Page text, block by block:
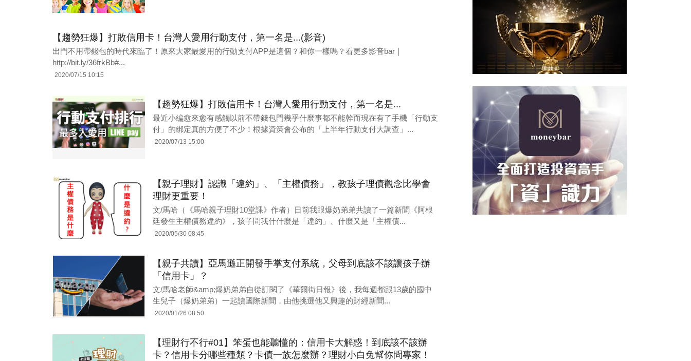
【趨勢狂爆】打敗信用卡！台灣人愛用行動支付，第一名是...(影音)
出門不用帶錢包的時代來臨了！原來大家最愛用的行動支付APP是這個？和你一樣嗎？看更多影音bar｜
http://bit.ly/36frkBb#...
2020/07/15 10:15
【趨勢狂爆】打敗信用卡！台灣人愛用行動支付，第一名是...
最近小編愈來愈有感觸以前不帶錢包門幾乎什麼事都不能幹而現在有了手機「行動支
付」的綁定真的方便了不少！根據資策會公布的「上半年行動支付大調查」...
2020/07/13 15:00
【親子理財】認識「違約」、「主權債務」，教孩子理債觀念比學會
理財更重要！
文/馬哈（《馬哈親子理財10堂課》作者）日前我跟爆奶弟弟共讀了一篇新聞《阿根
廷發生主權債務違約》，孩子問我什什麼是「違約」、什麼又是「主權債...
2020/05/30 08:45
【親子共讀】亞馬遜正開發手掌支付系統，父母到底該不該讓孩子辦
「信用卡」？
文/馬哈老師&amp;爆奶弟弟自從訂閱了《華爾街日報》後，我每週都跟13歲的國中
生兒子（爆奶弟弟）一起讀國際新聞，由他挑選他又興趣的財經新聞...
2020/01/26 08:50
【理財行不行#01】笨蛋也能聽懂的：信用卡大解惑！到底該不該辦
卡？信用卡分哪些種類？卡債一族怎麼辦？理財小白兔幫你問專家！